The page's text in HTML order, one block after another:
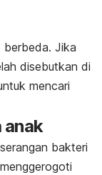
berbeda. Jika
disebutkan di
mencari
anak
bakteri